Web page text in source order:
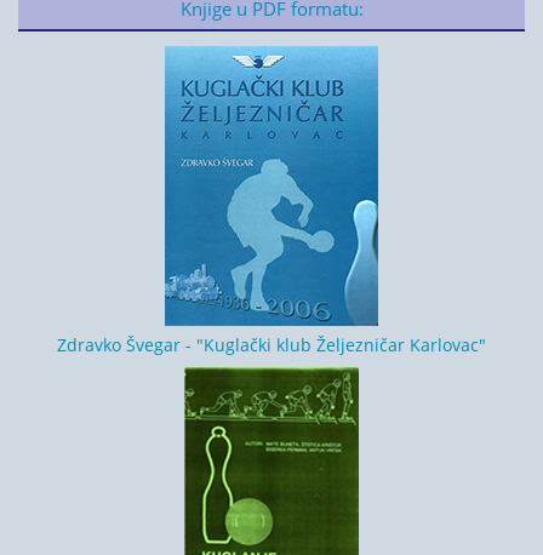
Knjige u PDF formatu:
Zdravko Švegar - "Kuglački klub Željezničar Karlovac"